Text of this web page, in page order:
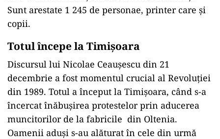
Sunt arestate 1 245 de personae, printer care și
copii.
Totul începe la Timișoara
Discursul lui Nicolae Ceaușescu din 21
decembrie a fost momentul crucial al Revoluției
din 1989. Totul a început la Timișoara, când s-a
încercat înăbușirea protestelor prin aducerea
muncitorilor de la fabricile din Oltenia.
Oamenii aduși s-au alăturat în cele din urmă